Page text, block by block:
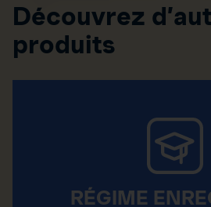
Découvrez
produits
RÉGIME